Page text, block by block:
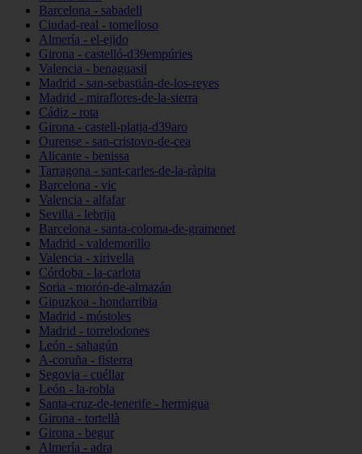
Barcelona - sabadell
Ciudad-real - tomelloso
Almería - el-ejido
Girona - castelló-d39empúries
Valencia - benaguasil
Madrid - san-sebastián-de-los-reyes
Madrid - miraflores-de-la-sierra
Cádiz - rota
Girona - castell-platja-d39aro
Ourense - san-cristovo-de-cea
Alicante - benissa
Tarragona - sant-carles-de-la-ràpita
Barcelona - vic
Valencia - alfafar
Sevilla - lebrija
Barcelona - santa-coloma-de-gramenet
Madrid - valdemorillo
Valencia - xirivella
Córdoba - la-carlota
Soria - morón-de-almazán
Gipuzkoa - hondarribia
Madrid - móstoles
Madrid - torrelodones
León - sahagún
A-coruña - fisterra
Segovia - cuéllar
León - la-robla
Santa-cruz-de-tenerife - hermigua
Girona - tortellà
Girona - begur
Almería - adra